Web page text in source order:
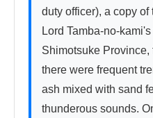
duty officer), a copy
Lord Tamba-no-
Shimotsuke Province,
there were frequent
ash mixed with sand
thunderous sounds.